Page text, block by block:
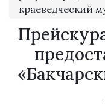
краеведческий